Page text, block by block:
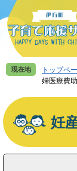
ー
ジ
。
ニ
ュ
て
本
文
現在地 トップペ
婦医療費
本
文
妊